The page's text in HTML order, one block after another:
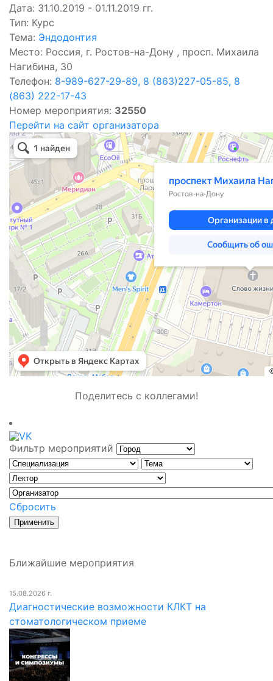
Дата: 31.10.2019 - 01.11.2019 гг.
Тип: Курс
Тема: Эндодонтия
Место: Россия, г. Ростов-на-Дону , просп. Михаила
Нагибина, 30
Телефон: 8-989-627-29-89, 8 (863)227-05-85, 8
(863) 222-17-43
Номер мероприятия: 32550
Перейти на сайт организатора
Поделитесь с коллегами!
Фильтр мероприятий
Сбросить
Ближайшие мероприятия
15.08.2026 г.
Диагностические возможности КЛКТ на
стоматологическом приеме